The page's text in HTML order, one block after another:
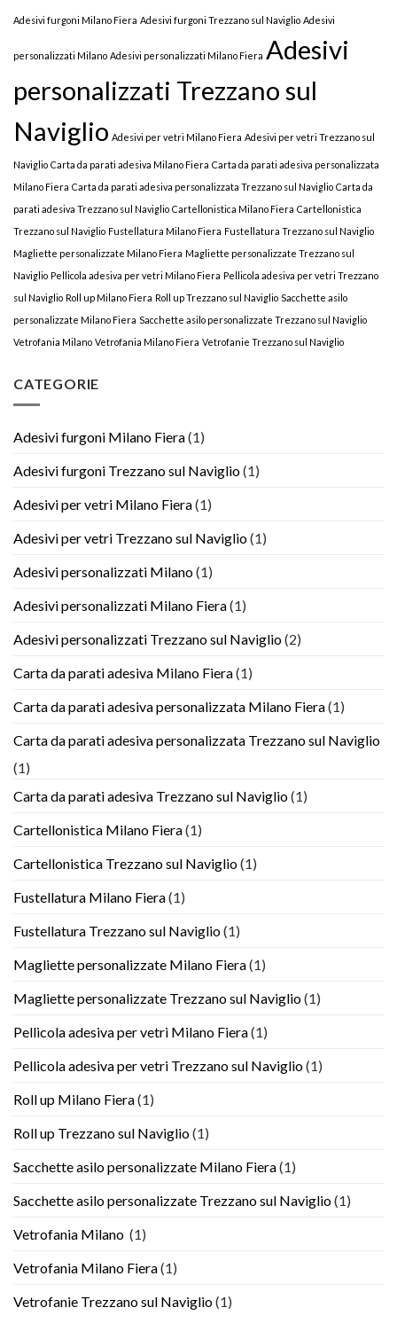
Adesivi furgoni Milano Fiera Adesivi furgoni Trezzano sul Naviglio Adesivi
personalizzati Milano Adesivi personalizzati Milano Fiera Adesivi
personalizzati Trezzano sul
Naviglio Adesivi per vetri Milano Fiera Adesivi per vetri Trezzano sul
Naviglio Carta da parati adesiva Milano Fiera Carta da parati adesiva personalizzata
Milano Fiera Carta da parati adesiva personalizzata Trezzano sul Naviglio Carta da
parati adesiva Trezzano sul Naviglio Cartellonistica Milano Fiera Cartellonistica
Trezzano sul Naviglio Fustellatura Milano Fiera Fustellatura Trezzano sul Naviglio
Magliette personalizzate Milano Fiera Magliette personalizzate Trezzano sul
Naviglio Pellicola adesiva per vetri Milano Fiera Pellicola adesiva per vetri Trezzano
sul Naviglio Roll up Milano Fiera Roll up Trezzano sul Naviglio Sacchette asilo
personalizzate Milano Fiera Sacchette asilo personalizzate Trezzano sul Naviglio
Vetrofania Milano Vetrofania Milano Fiera Vetrofanie Trezzano sul Naviglio
CATEGORIE
Adesivi furgoni Milano Fiera(1)
Adesivi furgoni Trezzano sul Naviglio(1)
Adesivi per vetri Milano Fiera(1)
Adesivi per vetri Trezzano sul Naviglio(1)
Adesivi personalizzati Milano(1)
Adesivi personalizzati Milano Fiera(1)
Adesivi personalizzati Trezzano sul Naviglio(2)
Carta da parati adesiva Milano Fiera(1)
Carta da parati adesiva personalizzata Milano Fiera(1)
Carta da parati adesiva personalizzata Trezzano sul Naviglio
(1)
Carta da parati adesiva Trezzano sul Naviglio(1)
Cartellonistica Milano Fiera(1)
Cartellonistica Trezzano sul Naviglio(1)
Fustellatura Milano Fiera(1)
Fustellatura Trezzano sul Naviglio(1)
Magliette personalizzate Milano Fiera(1)
Magliette personalizzate Trezzano sul Naviglio(1)
Pellicola adesiva per vetri Milano Fiera(1)
Pellicola adesiva per vetri Trezzano sul Naviglio(1)
Roll up Milano Fiera(1)
Roll up Trezzano sul Naviglio(1)
Sacchette asilo personalizzate Milano Fiera(1)
Sacchette asilo personalizzate Trezzano sul Naviglio(1)
Vetrofania Milano (1)
Vetrofania Milano Fiera(1)
Vetrofanie Trezzano sul Naviglio(1)